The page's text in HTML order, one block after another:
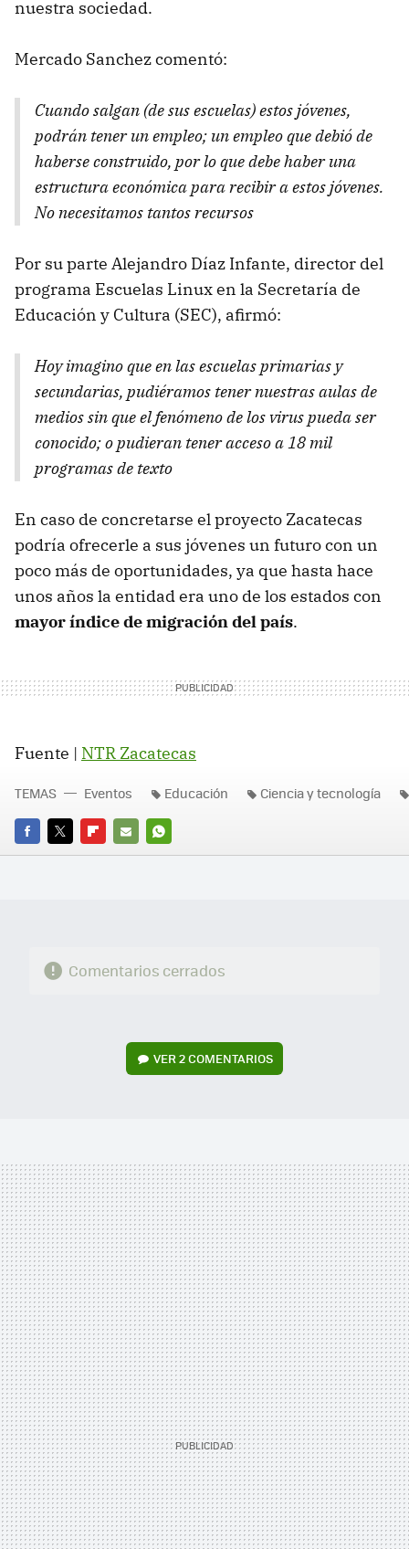
nuestra sociedad.
Mercado Sanchez comentó:
Cuando salgan (de sus escuelas) estos jóvenes,
podrán tener un empleo; un empleo que debió de
haberse construido, por lo que debe haber una
estructura económica para recibir a estos jóvenes.
No necesitamos tantos recursos
Por su parte Alejandro Díaz Infante, director del
programa Escuelas Linux en la Secretaría de
Educación y Cultura (SEC), afirmó:
Hoy imagino que en las escuelas primarias y
secundarias, pudiéramos tener nuestras aulas de
medios sin que el fenómeno de los virus pueda ser
conocido; o pudieran tener acceso a 18 mil
programas de texto
En caso de concretarse el proyecto Zacatecas
podría ofrecerle a sus jóvenes un futuro con un
poco más de oportunidades, ya que hasta hace
unos años la entidad era uno de los estados con
mayor índice de migración del país.
Fuente | NTR Zacatecas
FACEBOOK
TWITTERFLIPBOARD
E-
WHATSAPP
TEMAS Eventos Educación Ciencia y tecnología
Comentarios cerrados
VER2 COMENTARIOS